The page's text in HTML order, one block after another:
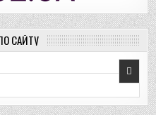
САЙТУ